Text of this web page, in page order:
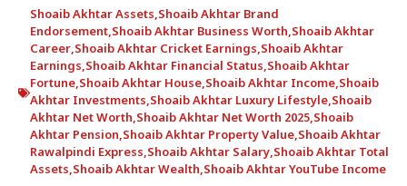
Shoaib Akhtar Assets,Shoaib Akhtar Brand
Endorsement,Shoaib Akhtar Business Worth,Shoaib Akhtar
Career,Shoaib Akhtar Cricket Earnings,Shoaib Akhtar
Earnings,Shoaib Akhtar Financial Status,Shoaib Akhtar
Fortune,Shoaib Akhtar House,Shoaib Akhtar Income,Shoaib
Akhtar Investments,Shoaib Akhtar Luxury Lifestyle,Shoaib
Akhtar Net Worth,Shoaib Akhtar Net Worth 2025,Shoaib
Akhtar Pension,Shoaib Akhtar Property Value,Shoaib Akhtar
Rawalpindi Express,Shoaib Akhtar Salary,Shoaib Akhtar Total
Assets,Shoaib Akhtar Wealth,Shoaib Akhtar YouTube Income